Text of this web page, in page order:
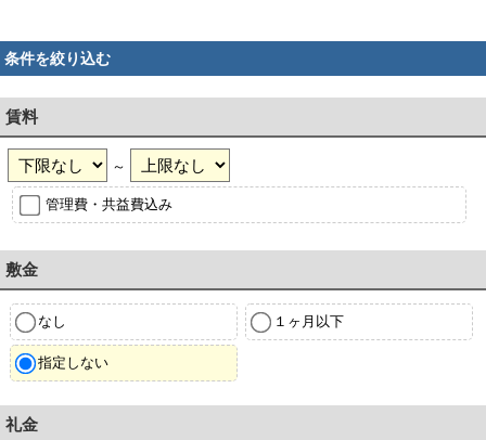
条件を絞り込む
賃料
～
管理費・共益費込み
敷金
なし １ヶ月以下
指定しない
礼金